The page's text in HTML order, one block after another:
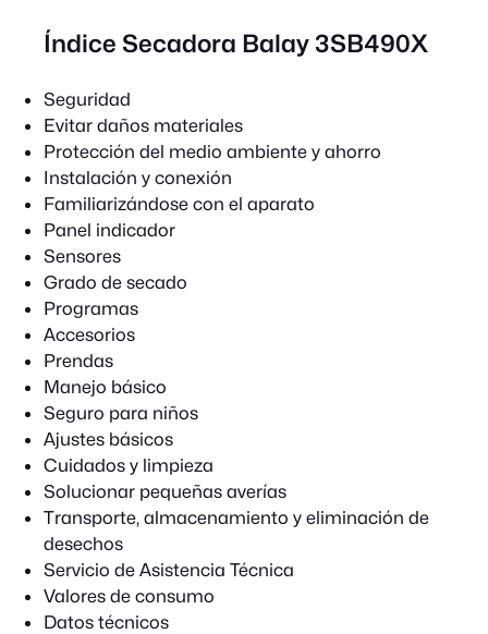
Índice Secadora Balay 3SB490X
Seguridad
Evitar daños materiales
Protección del medio ambiente y ahorro
Instalación y conexión
Familiarizándose con el aparato
Panel indicador
Sensores
Grado de secado
Programas
Accesorios
Prendas
Manejo básico
Seguro para niños
Ajustes básicos
Cuidados y limpieza
Solucionar pequeñas averías
Transporte, almacenamiento y eliminación de
desechos
Servicio de Asistencia Técnica
Valores de consumo
Datos técnicos